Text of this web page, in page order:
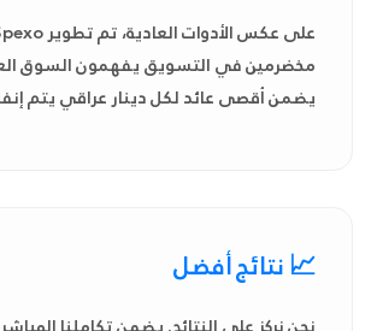
مخضرمين في التسويق يفهمون السوق
يضمن أقصى عائد لكل دينار عراقي يتم
📈 نتائج أفضل